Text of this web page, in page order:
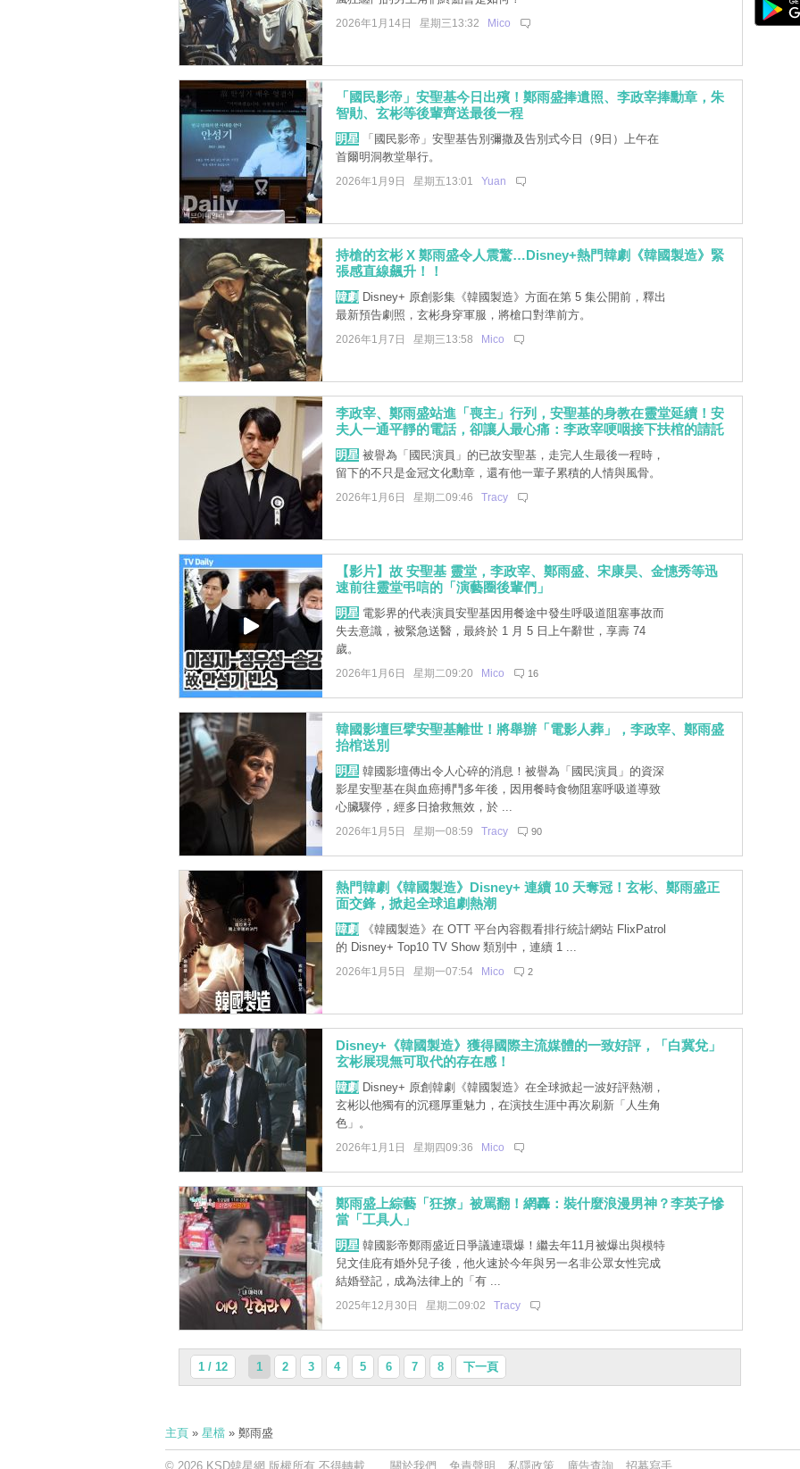
2026年1月14日 星期三13:32 Mico
「國民影帝」安聖基今日出殯！鄭雨盛捧遺照、李政宰捧勳章，朱
智勛、玄彬等後輩齊送最後一程
明星「國民影帝」安聖基告別彌撒及告別式今日（9日）上午在
首爾明洞教堂舉行。
2026年1月9日 星期五13:01 Yuan
持槍的玄彬 X 鄭雨盛令人震驚…Disney+熱門韓劇《韓國製造》緊
張感直線飆升！！
韓劇 Disney+ 原創影集《韓國製造》方面在第 5 集公開前，釋出
最新預告劇照，玄彬身穿軍服，將槍口對準前方。
2026年1月7日 星期三13:58 Mico
李政宰、鄭雨盛站進「喪主」行列，安聖基的身教在靈堂延續！安
夫人一通平靜的電話，卻讓人最心痛：李政宰哽咽接下扶棺的請託
明星被譽為「國民演員」的已故安聖基，走完人生最後一程時，
留下的不只是金冠文化勳章，還有他一輩子累積的人情與風骨。
2026年1月6日 星期二09:46 Tracy
【影片】故 安聖基 靈堂，李政宰、鄭雨盛、宋康昊、金憓秀等迅
速前往靈堂弔唁的「演藝圈後輩們」
明星電影界的代表演員安聖基因用餐途中發生呼吸道阻塞事故而
失去意識，被緊急送醫，最終於 1 月 5 日上午辭世，享壽 74
歲。
2026年1月6日 星期二09:20 Mico 16
韓國影壇巨擘安聖基離世！將舉辦「電影人葬」，李政宰、鄭雨盛
抬棺送別
明星韓國影壇傳出令人心碎的消息！被譽為「國民演員」的資深
影星安聖基在與血癌搏鬥多年後，因用餐時食物阻塞呼吸道導致
心臟驟停，經多日搶救無效，於 ...
2026年1月5日 星期一08:59 Tracy 90
熱門韓劇《韓國製造》Disney+ 連續 10 天奪冠！玄彬、鄭雨盛正
面交鋒，掀起全球追劇熱潮
韓劇 《韓國製造》在 OTT 平台內容觀看排行統計網站 FlixPatrol
的 Disney+ Top10 TV Show 類別中，連續 1 ...
2026年1月5日 星期一07:54 Mico 2
Disney+《韓國製造》獲得國際主流媒體的一致好評，「白冀兌」
玄彬展現無可取代的存在感！
韓劇 Disney+ 原創韓劇《韓國製造》在全球掀起一波好評熱潮，
玄彬以他獨有的沉穩厚重魅力，在演技生涯中再次刷新「人生角
色」。
2026年1月1日 星期四09:36 Mico
鄭雨盛上綜藝「狂撩」被罵翻！網轟：裝什麼浪漫男神？李英子慘
當「工具人」
明星韓國影帝鄭雨盛近日爭議連環爆！繼去年11月被爆出與模特
兒文佳庇有婚外兒子後，他火速於今年與另一名非公眾女性完成
結婚登記，成為法律上的「有 ...
2025年12月30日 星期二09:02 Tracy
1 / 12 1 2 3 4 5 6 7 8 下一頁
主頁» 星檔» 鄭雨盛
© 2026 KSD韓星網 版權所有 不得轉載. 關於我們 免責聲明 私隱政策 廣告查詢 招募寫手